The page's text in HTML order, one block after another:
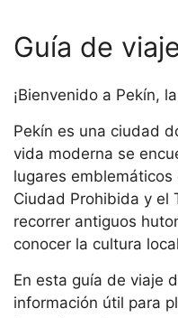
Guía de
¡Bienvenido a Pekín,
Pekín es una ciudad
vida moderna se
lugares emblemáticos
Ciudad Prohibida y el
recorrer antiguos
conocer la cultura
En esta guía de viaje
información útil para